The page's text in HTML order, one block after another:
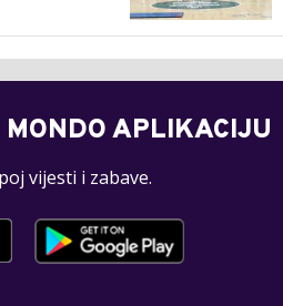
APLIKACIJU
vijesti i zabave.